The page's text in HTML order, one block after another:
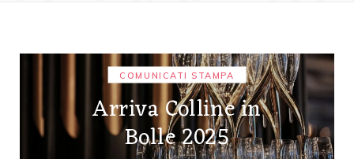
COMUNICATI STAMPA
Arriva Colline in
Bolle 2025